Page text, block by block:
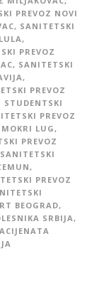
PREVOZ NOVI
, SANITETSKI
,
PREVOZ
, SANITETSKI
,
PREVOZ
STUDENTSKI
PREVOZ
LUG,
PREVOZ
SANITETSKI
,
PREVOZ
BEOGRAD,
SRBIJA,